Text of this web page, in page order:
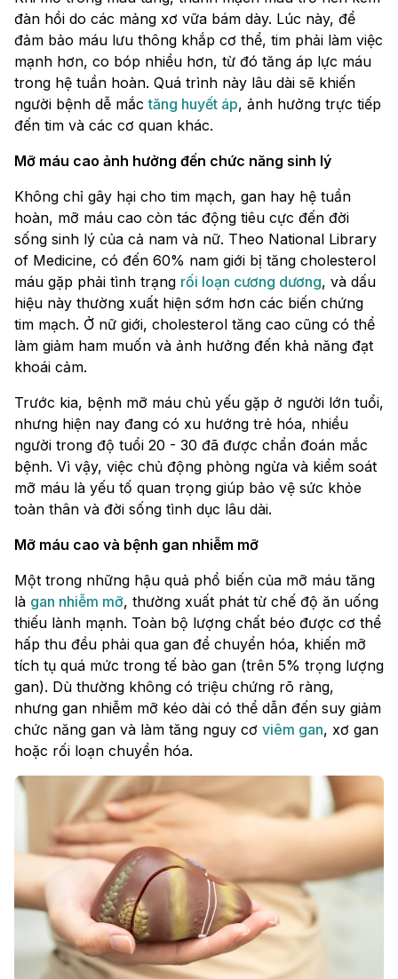
đàn hồi do các mảng xơ vữa bám dày. Lúc này, để
đảm bảo máu lưu thông khắp cơ thể, tim phải làm việc
mạnh hơn, co bóp nhiều hơn, từ đó tăng áp lực máu
trong hệ tuần hoàn. Quá trình này lâu dài sẽ khiến
người bệnh dễ mắctăng huyết áp, ảnh hưởng trực tiếp
đến tim và các cơ quan khác.
Mỡ máu cao ảnh hưởng đến chức năng sinh lý
Không chỉ gây hại cho tim mạch, gan hay hệ tuần
hoàn, mỡ máu cao còn tác động tiêu cực đến đời
sống sinh lý của cả nam và nữ. Theo National Library
of Medicine, có đến 60% nam giới bị tăng cholesterol
máu gặp phải tình trạng rối loạn cương dương, và dấu
hiệu này thường xuất hiện sớm hơn các biến chứng
tim mạch. Ở nữ giới, cholesterol tăng cao cũng có thể
làm giảm ham muốn và ảnh hưởng đến khả năng đạt
khoái cảm.
Trước kia, bệnh mỡ máu chủ yếu gặp ở người lớn tuổi,
nhưng hiện nay đang có xu hướng trẻ hóa, nhiều
người trong độ tuổi 20 - 30 đã được chẩn đoán mắc
bệnh. Vì vậy, việc chủ động phòng ngừa và kiểm soát
mỡ máu là yếu tố quan trọng giúp bảo vệ sức khỏe
toàn thân và đời sống tình dục lâu dài.
Mỡ máu cao và bệnh gan nhiễm mỡ
Một trong những hậu quả phổ biến của mỡ máu tăng
là gan nhiễm mỡ, thường xuất phát từ chế độ ăn uống
thiếu lành mạnh. Toàn bộ lượng chất béo được cơ thể
hấp thu đều phải qua gan để chuyển hóa, khiến mỡ
tích tụ quá mức trong tế bào gan (trên 5% trọng lượng
gan). Dù thường không có triệu chứng rõ ràng,
nhưng gan nhiễm mỡ kéo dài có thể dẫn đến suy giảm
chức năng gan và làm tăng nguy cơ viêm gan, xơ gan
hoặc rối loạn chuyển hóa.